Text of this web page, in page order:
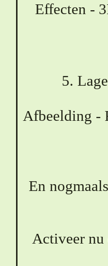
Effecten -
5.
Afbeelding -
En
Activeer nu